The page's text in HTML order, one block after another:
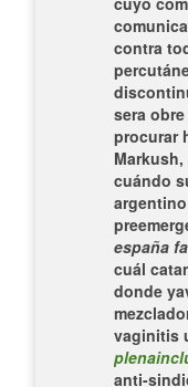
contra
sera
procurar
Markush,
cuándo
españa
cuál
donde
vaginitis
anti-